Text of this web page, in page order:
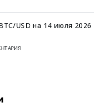
USD на 14 июля 2026